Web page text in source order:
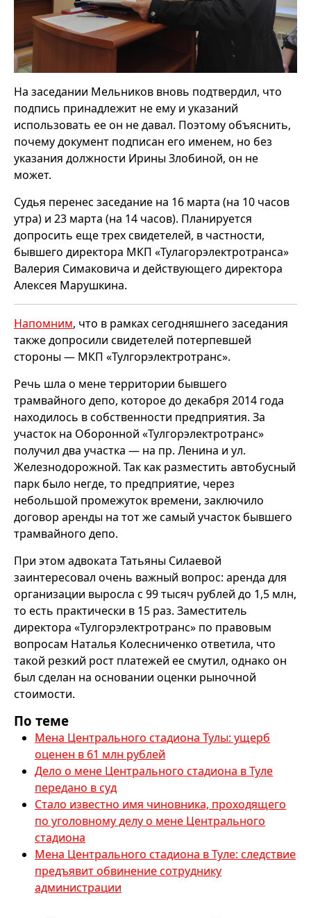
На заседании Мельников вновь подтвердил, что
подпись принадлежит не ему и указаний
использовать ее он не давал. Поэтому объяснить,
почему документ подписан его именем, но без
указания должности Ирины Злобиной, он не
может.
Судья перенес заседание на 16 марта (на 10 часов
утра) и 23 марта (на 14 часов). Планируется
допросить еще трех свидетелей, в частности,
бывшего директора МКП «Тулагорэлектротранса»
Валерия Симаковича и действующего директора
Алексея Марушкина.
Напомним, что в рамках сегодняшнего заседания
также допросили свидетелей потерпевшей
стороны — МКП «Тулгорэлектротранс».
Речь шла о мене территории бывшего
трамвайного депо, которое до декабря 2014 года
находилось в собственности предприятия. За
участок на Оборонной «Тулгорэлектротранс»
получил два участка — на пр. Ленина и ул.
Железнодорожной. Так как разместить автобусный
парк было негде, то предприятие, через
небольшой промежуток времени, заключило
договор аренды на тот же самый участок бывшего
трамвайного депо.
При этом адвоката Татьяны Силаевой
заинтересовал очень важный вопрос: аренда для
организации выросла с 99 тысяч рублей до 1,5 млн,
то есть практически в 15 раз. Заместитель
директора «Тулгорэлектротранс» по правовым
вопросам Наталья Колесниченко ответила, что
такой резкий рост платежей ее смутил, однако он
был сделан на основании оценки рыночной
стоимости.
По теме
Мена Центрального стадиона Тулы: ущерб
оценен в 61 млн рублей
Дело о мене Центрального стадиона в Туле
передано в суд
Стало известно имя чиновника, проходящего
по уголовному делу о мене Центрального
стадиона
Мена Центрального стадиона в Туле: следствие
предъявит обвинение сотруднику
администрации